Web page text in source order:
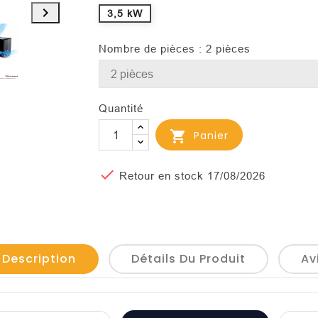
 3,5 kW
Nombre de pièces : 2 pièces
Quantité
 Panier
 Retour en stock 17/08/2026
Description Détails Du Produit